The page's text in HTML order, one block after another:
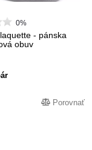
0%
- pánska
obuv
Porovnať